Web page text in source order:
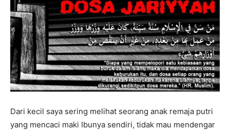
Dari kecil saya sering melihat seorang anak remaja putri
yang mencaci maki Ibunya sendiri, tidak mau mendengar